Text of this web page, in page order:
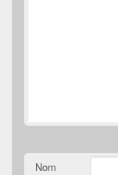
Nom